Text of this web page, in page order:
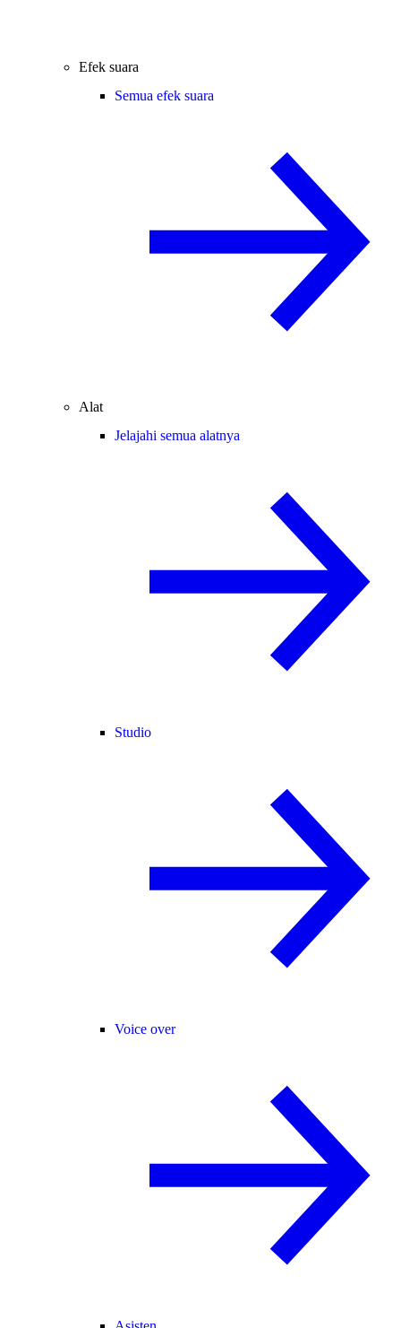
Efek suara
Semua efek suara
Alat
Jelajahi semua alatnya
Studio
Voice over